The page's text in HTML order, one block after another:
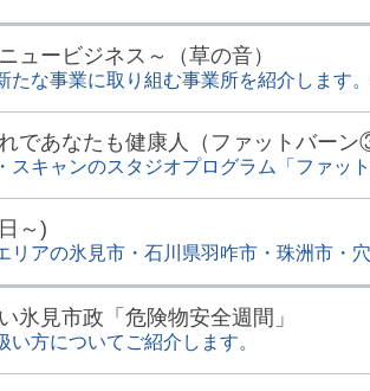
ュービジネス～（草の音）
たな事業に取り組む事業所を紹介します
であなたも健康人（ファットバーン
スキャンのスタジオプログラム「ファッ
～)
リアの氷見市・石川県羽咋市・珠洲市・
氷見市政「危険物安全週間」
方についてご紹介します。